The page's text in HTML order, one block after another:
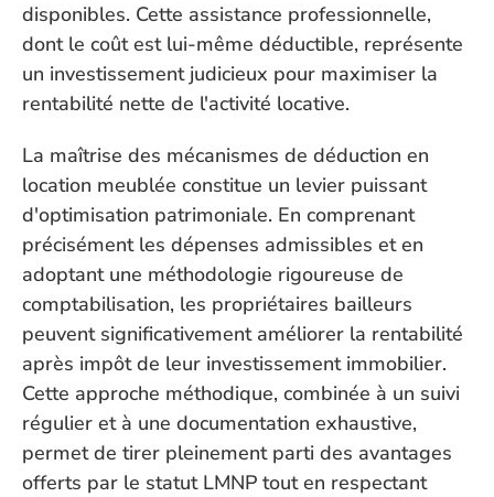
disponibles. Cette assistance professionnelle,
dont le coût est lui-même déductible, représente
un investissement judicieux pour maximiser la
rentabilité nette de l'activité locative.
La maîtrise des mécanismes de déduction en
location meublée constitue un levier puissant
d'optimisation patrimoniale. En comprenant
précisément les dépenses admissibles et en
adoptant une méthodologie rigoureuse de
comptabilisation, les propriétaires bailleurs
peuvent significativement améliorer la rentabilité
après impôt de leur investissement immobilier.
Cette approche méthodique, combinée à un suivi
régulier et à une documentation exhaustive,
permet de tirer pleinement parti des avantages
offerts par le statut LMNP tout en respectant